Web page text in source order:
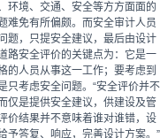
环境、交通、安全等方方面面的
难免有所偏颇。而安全审计人员
题，只提安全建议，最后由设计
安全评价的关键点为：它是一
的人员从事这一工作；要考虑到
只考虑安全问题。“安全评价并不
仅是提供安全建议，供建设及管
价结果并不意味着谁对谁错，设
予答复、响应，完善设计方案。”